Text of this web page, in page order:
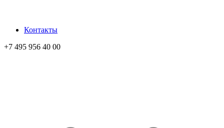
Контакты
+7 495 956 40 00